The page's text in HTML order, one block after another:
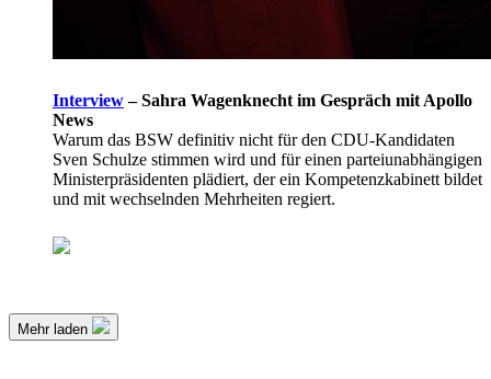
Interview– Sahra Wagenknecht im Gespräch mit Apollo
News
Warum das BSW definitiv nicht für den CDU-Kandidaten
Sven Schulze stimmen wird und für einen parteiunabhängigen
Ministerpräsidenten plädiert, der ein Kompetenzkabinett bildet
und mit wechselnden Mehrheiten regiert.
Mehr laden